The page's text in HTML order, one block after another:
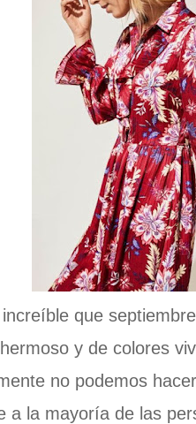
que
y de colores
no podemos
a la mayoría de las